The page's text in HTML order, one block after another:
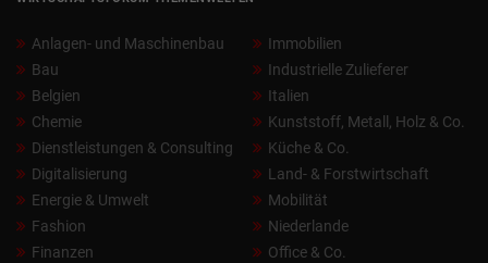
Anlagen- und Maschinenbau
Bau
Belgien
Chemie
Dienstleistungen & Consulting
Digitalisierung
Energie & Umwelt
Fashion
Finanzen
Immobilien
Industrielle Zulieferer
Italien
Kunststoff, Metall, Holz & Co.
Küche & Co.
Land- & Forstwirtschaft
Mobilität
Niederlande
Office & Co.